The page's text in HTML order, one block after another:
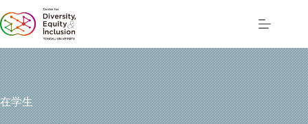
ン
テ
ン
ツ
へ
ス
キ
ッ
在学生